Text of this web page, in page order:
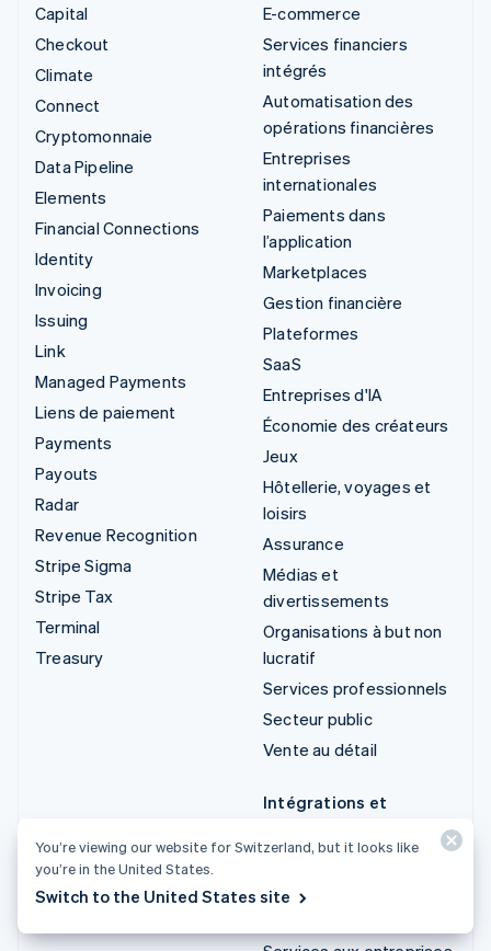
Capital
Checkout
Climate
Connect
Cryptomonnaie
Data Pipeline
Elements
Financial Connections
Identity
Invoicing
Issuing
Link
Managed Payments
Liens de paiement
Payments
Payouts
Radar
Revenue Recognition
Stripe Sigma
Stripe Tax
Terminal
Treasury
E-commerce
Services financiers
intégrés
Automatisation des
opérations financières
Entreprises
internationales
Paiements dans
l’application
Marketplaces
Gestion financière
Plateformes
SaaS
Entreprises d'IA
Économie des créateurs
Jeux
Hôtellerie, voyages et
loisirs
Assurance
Médias et
divertissements
Organisations à but non
lucratif
Services professionnels
Secteur public
Vente au détail
Intégrations et
Écosystème de
You’re viewing our website for Switzerland, but it looks like
you’re in the United States.
Switch to the United States site